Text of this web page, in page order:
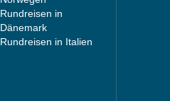
Rundreisen in
Dänemark
Rundreisen in Italien